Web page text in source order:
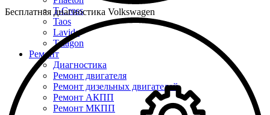
T-Cross
Taos
Lavida
Talagon
Ремонт
Диагностика
Ремонт двигателя
Ремонт дизельных двигателей
Ремонт АКПП
Ремонт МКПП
Бесплатная диагностика Volkswagen